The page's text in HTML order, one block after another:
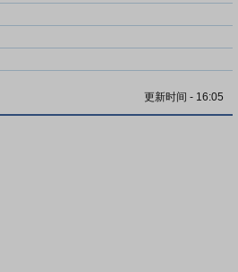
更新时间 - 16:05